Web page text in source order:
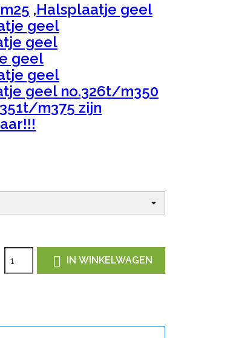
,Halsplaatje geel
geel
geel
geel
geel
geel no.326t/m350
m375 zijn
 IN WINKELWAGEN